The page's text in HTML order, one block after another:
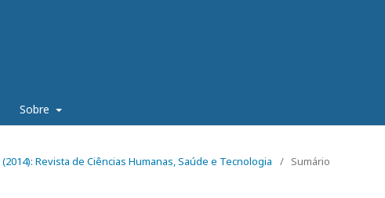
Sobre
(2014): Revista de Ciências Humanas, Saúde e Tecnologia / Sumário